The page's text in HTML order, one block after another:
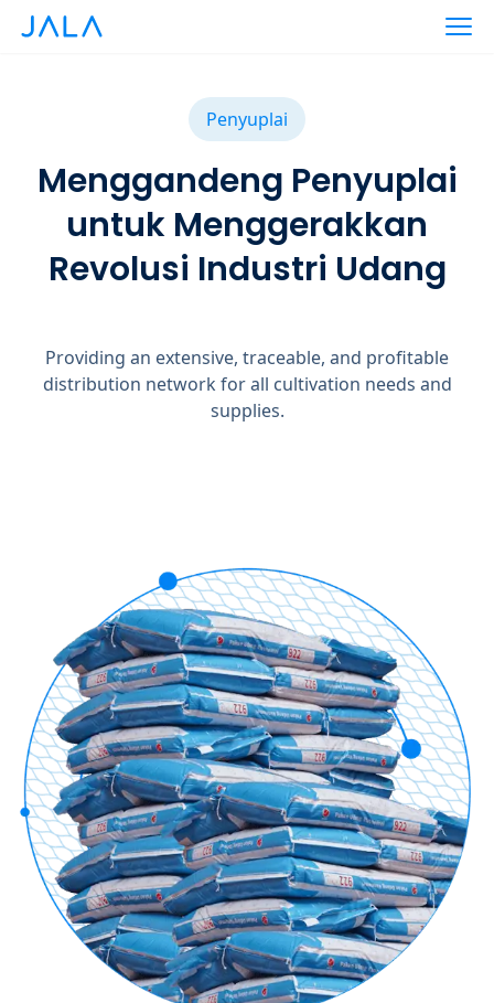
Penyuplai
Menggandeng Penyuplai
untuk Menggerakkan
Revolusi Industri Udang
Providing an extensive, traceable, and profitable
distribution network for all cultivation needs and
supplies.